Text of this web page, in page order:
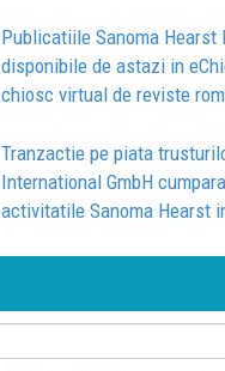
Publicatiile Sanoma Hearst
disponibile de astazi in
chiosc virtual de reviste
Tranzactie pe piata
International GmbH
activitatile Sanoma Hearst